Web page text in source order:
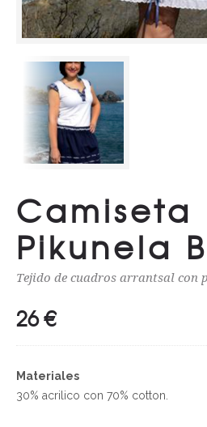
Camiseta
Pikunela
Tejido de cuadros arrantsal con
26€
Materiales
30% acrilico con 70% cotton.